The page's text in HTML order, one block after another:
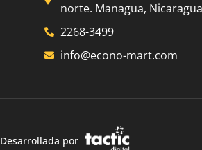
norte. Managua,
2268-3499
info@econo-mart.com
Desarrollada por